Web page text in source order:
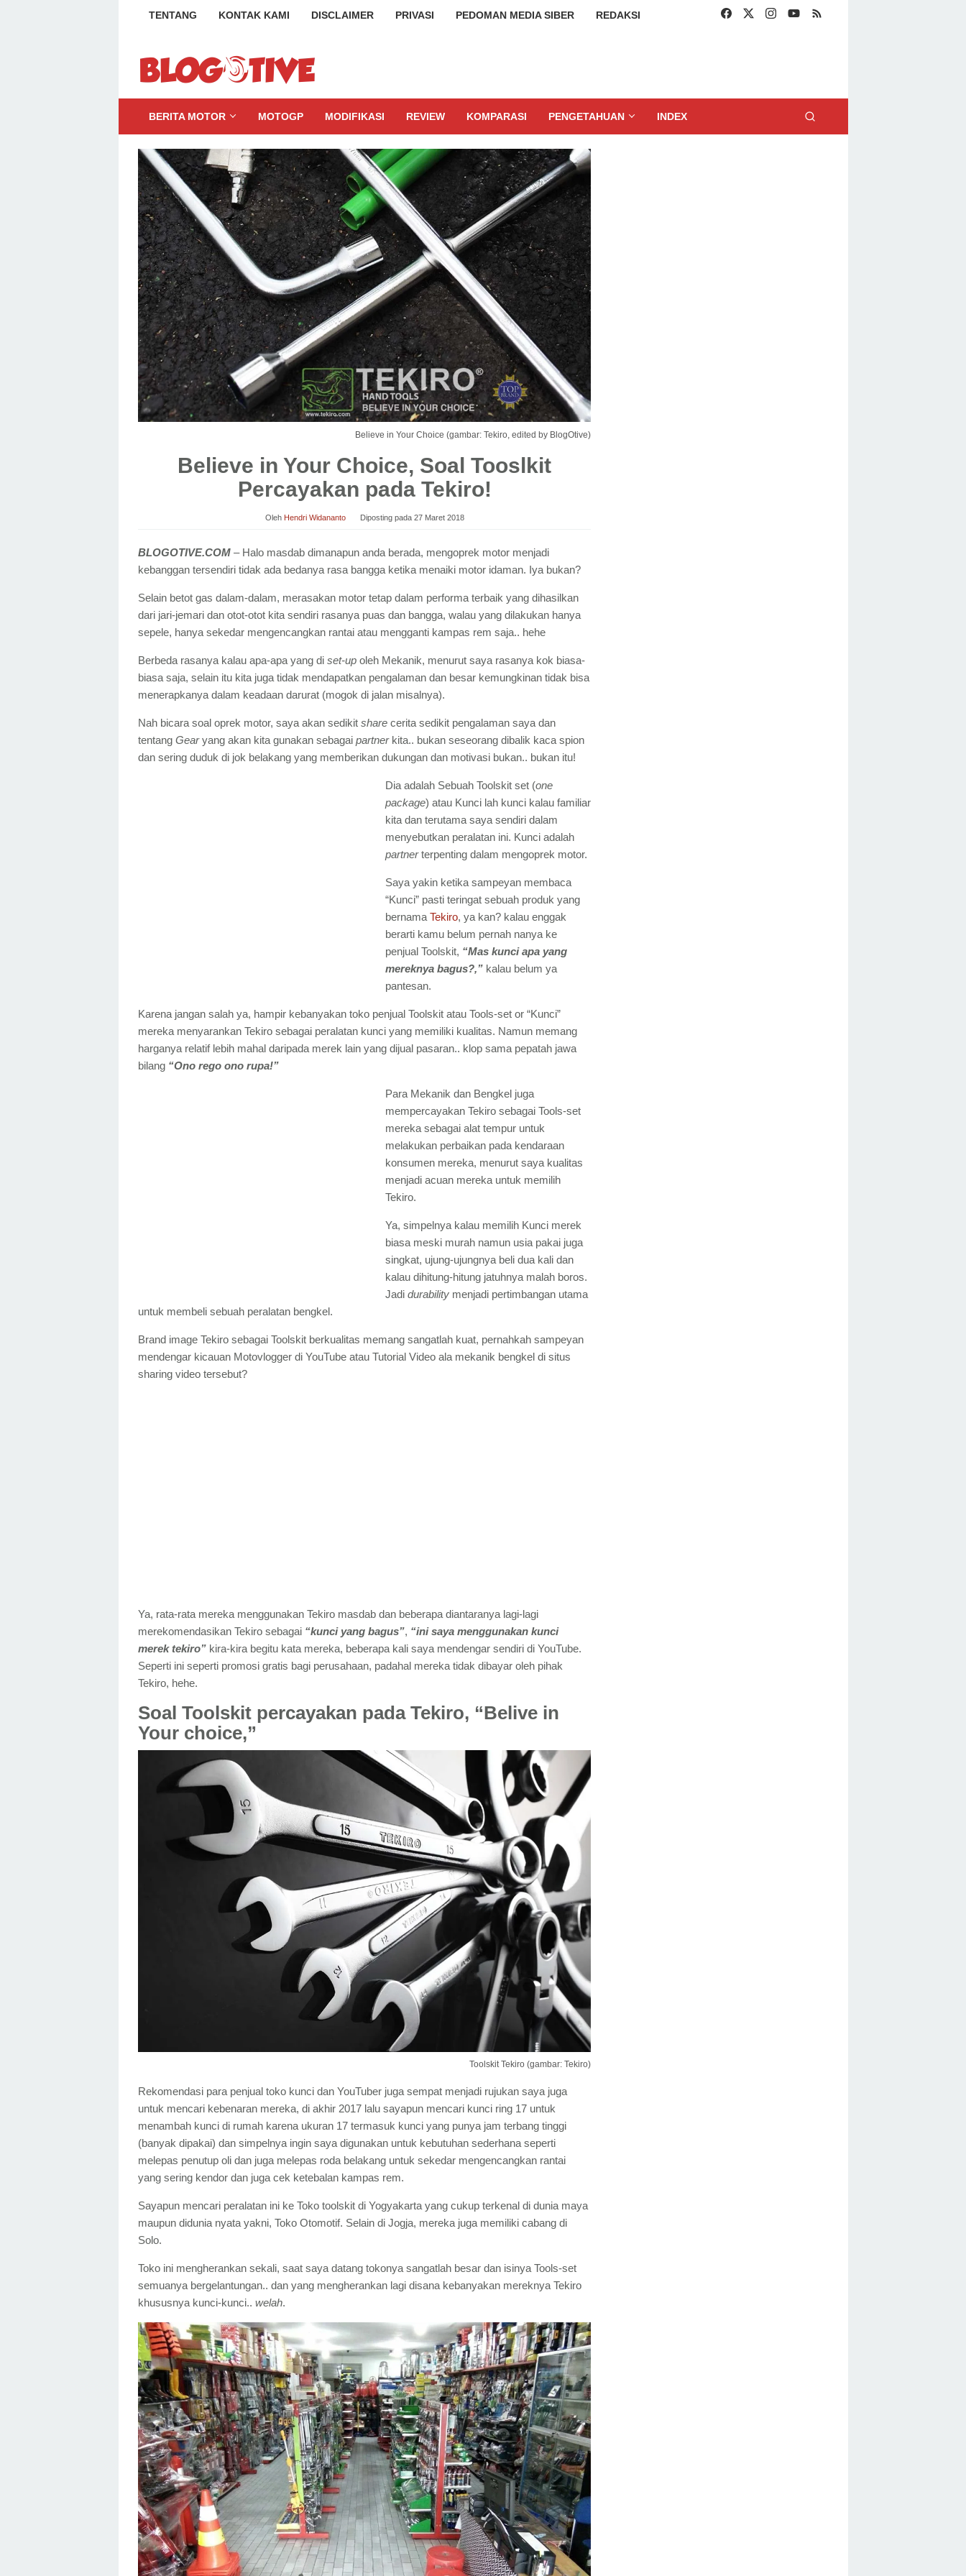
TENTANG KONTAK KAMI DISCLAIMER PRIVASI PEDOMAN MEDIA SIBER REDAKSI
BERITA MOTOR MOTOGP MODIFIKASI REVIEW KOMPARASI PENGETAHUAN INDEX
Believe in Your Choice (gambar: Tekiro, edited by BlogOtive)
Believe in Your Choice, Soal Tooslkit
Percayakan pada Tekiro!
Oleh Hendri Widananto Diposting pada 27 Maret 2018
BLOGOTIVE.COM – Halo masdab dimanapun anda berada, mengoprek motor menjadi
kebanggan tersendiri tidak ada bedanya rasa bangga ketika menaiki motor idaman. Iya bukan?
Selain betot gas dalam-dalam, merasakan motor tetap dalam performa terbaik yang dihasilkan
dari jari-jemari dan otot-otot kita sendiri rasanya puas dan bangga, walau yang dilakukan hanya
sepele, hanya sekedar mengencangkan rantai atau mengganti kampas rem saja.. hehe
Berbeda rasanya kalau apa-apa yang di set-up oleh Mekanik, menurut saya rasanya kok biasa-
biasa saja, selain itu kita juga tidak mendapatkan pengalaman dan besar kemungkinan tidak bisa
menerapkanya dalam keadaan darurat (mogok di jalan misalnya).
Nah bicara soal oprek motor, saya akan sedikit share cerita sedikit pengalaman saya dan
tentang Gearyang akan kita gunakan sebagai partnerkita.. bukan seseorang dibalik kaca spion
dan sering duduk di jok belakang yang memberikan dukungan dan motivasi bukan.. bukan itu!
Dia adalah Sebuah Toolskit set (one
package) atau Kunci lah kunci kalau familiar
kita dan terutama saya sendiri dalam
menyebutkan peralatan ini. Kunci adalah
partnerterpenting dalam mengoprek motor.
Saya yakin ketika sampeyan membaca
“Kunci” pasti teringat sebuah produk yang
bernama Tekiro, ya kan? kalau enggak
berarti kamu belum pernah nanya ke
penjual Toolskit, “Mas kunci apa yang
mereknya bagus?,” kalau belum ya
pantesan.
Karena jangan salah ya, hampir kebanyakan toko penjual Toolskit atau Tools-set or “Kunci”
mereka menyarankan Tekiro sebagai peralatan kunci yang memiliki kualitas. Namun memang
harganya relatif lebih mahal daripada merek lain yang dijual pasaran.. klop sama pepatah jawa
bilang “Ono rego ono rupa!”
Para Mekanik dan Bengkel juga
mempercayakan Tekiro sebagai Tools-set
mereka sebagai alat tempur untuk
melakukan perbaikan pada kendaraan
konsumen mereka, menurut saya kualitas
menjadi acuan mereka untuk memilih
Tekiro.
Ya, simpelnya kalau memilih Kunci merek
biasa meski murah namun usia pakai juga
singkat, ujung-ujungnya beli dua kali dan
kalau dihitung-hitung jatuhnya malah boros.
Jadi durability menjadi pertimbangan utama
untuk membeli sebuah peralatan bengkel.
Brand image Tekiro sebagai Toolskit berkualitas memang sangatlah kuat, pernahkah sampeyan
mendengar kicauan Motovlogger di YouTube atau Tutorial Video ala mekanik bengkel di situs
sharing video tersebut?
Ya, rata-rata mereka menggunakan Tekiro masdab dan beberapa diantaranya lagi-lagi
merekomendasikan Tekiro sebagai “kunci yang bagus”, “ini saya menggunakan kunci
merek tekiro” kira-kira begitu kata mereka, beberapa kali saya mendengar sendiri di YouTube.
Seperti ini seperti promosi gratis bagi perusahaan, padahal mereka tidak dibayar oleh pihak
Tekiro, hehe.
Soal Toolskit percayakan pada Tekiro, “Belive in
Your choice,”
Toolskit Tekiro (gambar: Tekiro)
Rekomendasi para penjual toko kunci dan YouTuber juga sempat menjadi rujukan saya juga
untuk mencari kebenaran mereka, di akhir 2017 lalu sayapun mencari kunci ring 17 untuk
menambah kunci di rumah karena ukuran 17 termasuk kunci yang punya jam terbang tinggi
(banyak dipakai) dan simpelnya ingin saya digunakan untuk kebutuhan sederhana seperti
melepas penutup oli dan juga melepas roda belakang untuk sekedar mengencangkan rantai
yang sering kendor dan juga cek ketebalan kampas rem.
Sayapun mencari peralatan ini ke Toko toolskit di Yogyakarta yang cukup terkenal di dunia maya
maupun didunia nyata yakni, Toko Otomotif. Selain di Jogja, mereka juga memiliki cabang di
Solo.
Toko ini mengherankan sekali, saat saya datang tokonya sangatlah besar dan isinya Tools-set
semuanya bergelantungan.. dan yang mengherankan lagi disana kebanyakan mereknya Tekiro
khususnya kunci-kunci.. welah.